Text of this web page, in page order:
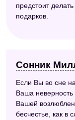
предстоит
подарков.
Сонник
Если Вы во сне
Ваша
Вашей
бесчестье, как в